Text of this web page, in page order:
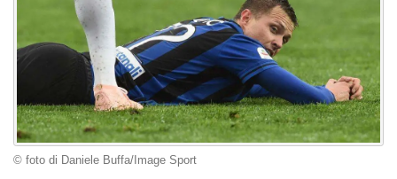
© foto di Daniele Buffa/Image Sport